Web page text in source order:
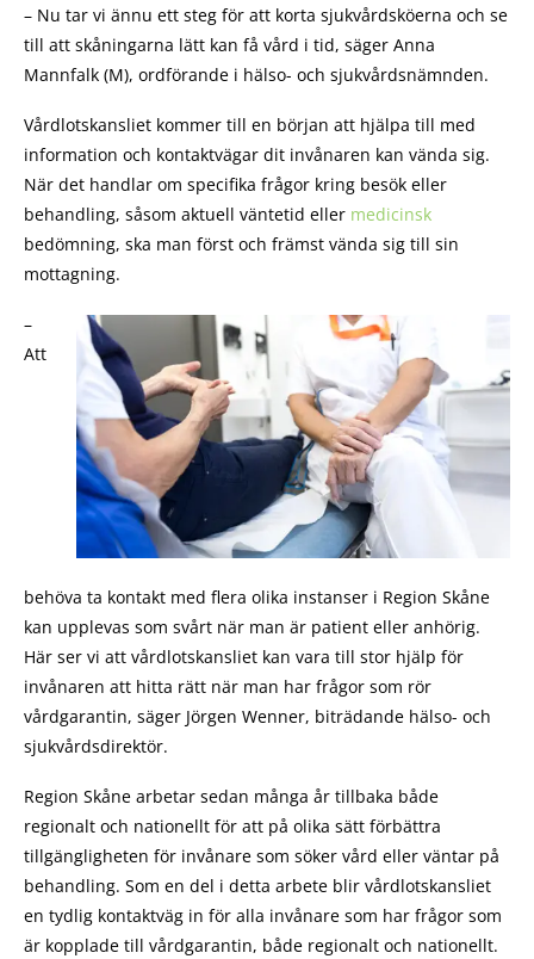
– Nu tar vi ännu ett steg för att korta sjukvårdsköerna och se
till att skåningarna lätt kan få vård i tid, säger Anna
Mannfalk (M), ordförande i hälso- och sjukvårdsnämnden.
Vårdlotskansliet kommer till en början att hjälpa till med
information och kontaktvägar dit invånaren kan vända sig.
När det handlar om specifika frågor kring besök eller
behandling, såsom aktuell väntetid eller medicinsk
bedömning, ska man först och främst vända sig till sin
mottagning.
–
Att
behöva ta kontakt med flera olika instanser i Region Skåne
kan upplevas som svårt när man är patient eller anhörig.
Här ser vi att vårdlotskansliet kan vara till stor hjälp för
invånaren att hitta rätt när man har frågor som rör
vårdgarantin, säger Jörgen Wenner, biträdande hälso- och
sjukvårdsdirektör.
Region Skåne arbetar sedan många år tillbaka både
regionalt och nationellt för att på olika sätt förbättra
tillgängligheten för invånare som söker vård eller väntar på
behandling. Som en del i detta arbete blir vårdlotskansliet
en tydlig kontaktväg in för alla invånare som har frågor som
är kopplade till vårdgarantin, både regionalt och nationellt.